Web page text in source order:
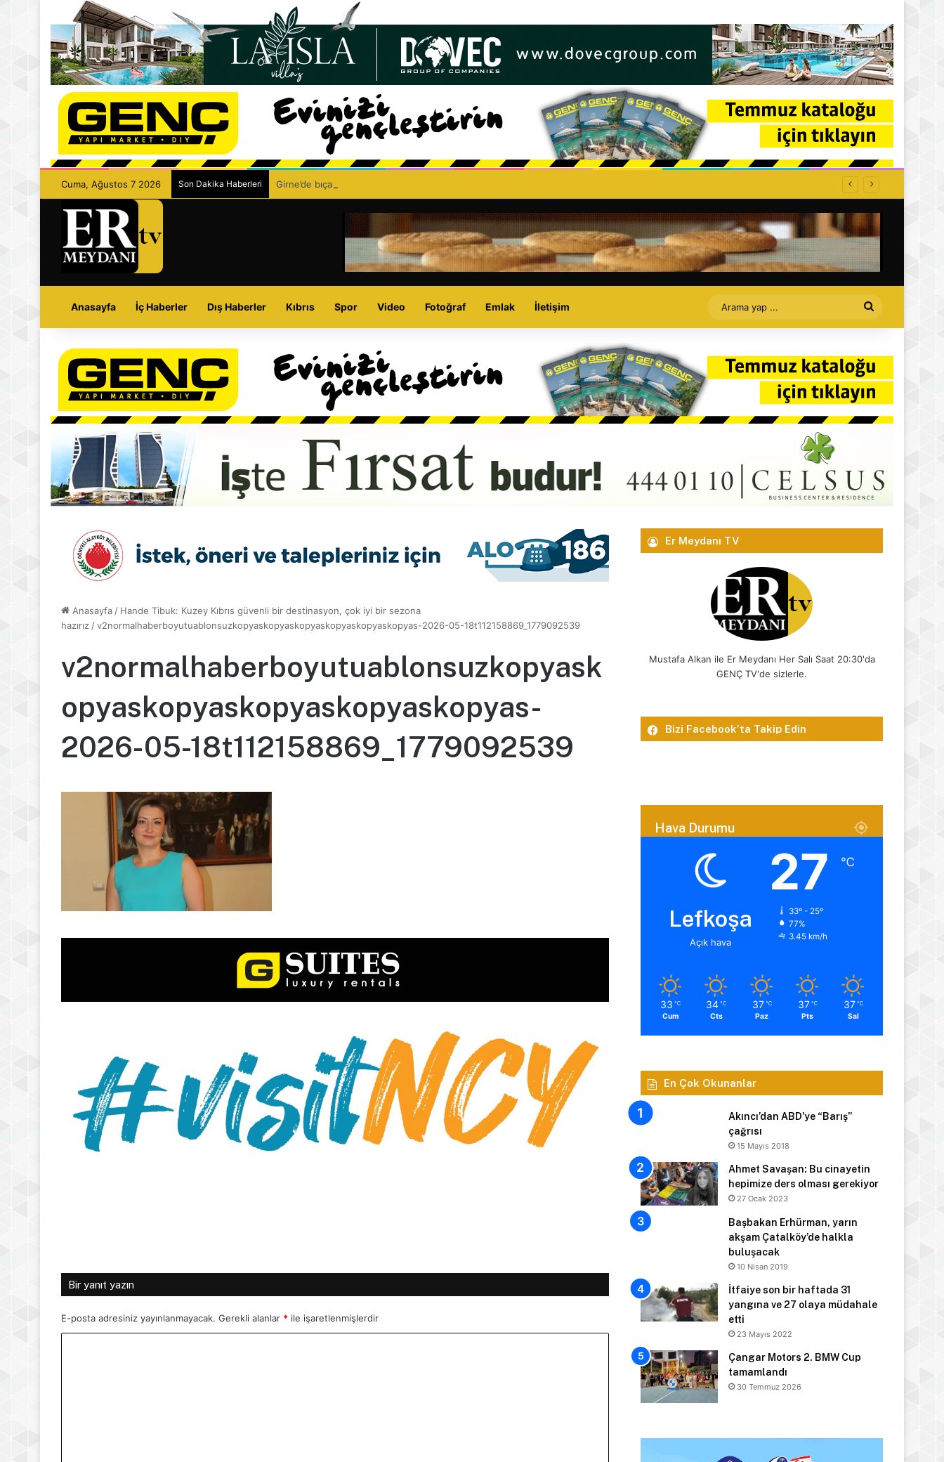
Cuma, Ağustos 7 2026 Son Dakika Haberleri Girne’de bıçaklı kavga can aldı: 40 yaşındaki adam yaşamını yitirdi
Anasayfa İç Haberler Dış Haberler Kıbrıs Spor Video Fotoğraf Emlak İletişim
Arama
yap
...
Anasayfa / Hande Tibuk: Kuzey Kıbrıs güvenli bir destinasyon, çok iyi bir sezona
hazırız /v2normalhaberboyutuablonsuzkopyaskopyaskopyaskopyaskopyaskopyas-2026-05-18t112158869_1779092539
v2normalhaberboyutuablonsuzkopyask
opyaskopyaskopyaskopyaskopyas-
2026-05-18t112158869_1779092539
Bir yanıt yazın
E-posta adresiniz yayınlanmayacak. Gerekli alanlar * ile işaretlenmişlerdir
Er Meydanı TV
Mustafa Alkan ile Er Meydanı Her Salı Saat 20:30'da
GENÇ TV'de sizlerle.
Bizi Facebook’ta Takip Edin
Hava Durumu
Lefkoşa
Açık hava
27 ℃
33º - 25º
77%
3.45 km/h
33 ℃
Cum
34 ℃
Cts
37 ℃
Paz
37 ℃
Pts
37 ℃
Sal
En Çok Okunanlar
Akıncı’dan ABD’ye “Barış”
çağrısı
15 Mayıs 2018
Ahmet Savaşan: Bu cinayetin
hepimize ders olması gerekiyor
27 Ocak 2023
Başbakan Erhürman, yarın
akşam Çatalköy’de halkla
buluşacak
10 Nisan 2019
İtfaiye son bir haftada 31
yangına ve 27 olaya müdahale
etti
23 Mayıs 2022
Çangar Motors 2. BMW Cup
tamamlandı
30 Temmuz 2026